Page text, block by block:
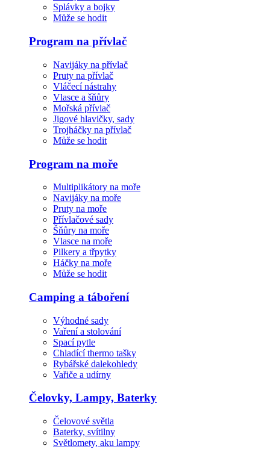
Splávky a bojky
Může se hodit
Program na přívlač
Navijáky na přívlač
Pruty na přívlač
Vláčecí nástrahy
Vlasce a šňůry
Mořská přívlač
Jigové hlavičky, sady
Trojháčky na přívlač
Může se hodit
Program na moře
Multiplikátory na moře
Navijáky na moře
Pruty na moře
Přívlačové sady
Šňůry na moře
Vlasce na moře
Pilkery a třpytky
Háčky na moře
Může se hodit
Camping a táboření
Výhodné sady
Vaření a stolování
Spací pytle
Chladící thermo tašky
Rybářské dalekohledy
Vařiče a udírny
Čelovky, Lampy, Baterky
Čelovové světla
Baterky, svítilny
Světlomety, aku lampy